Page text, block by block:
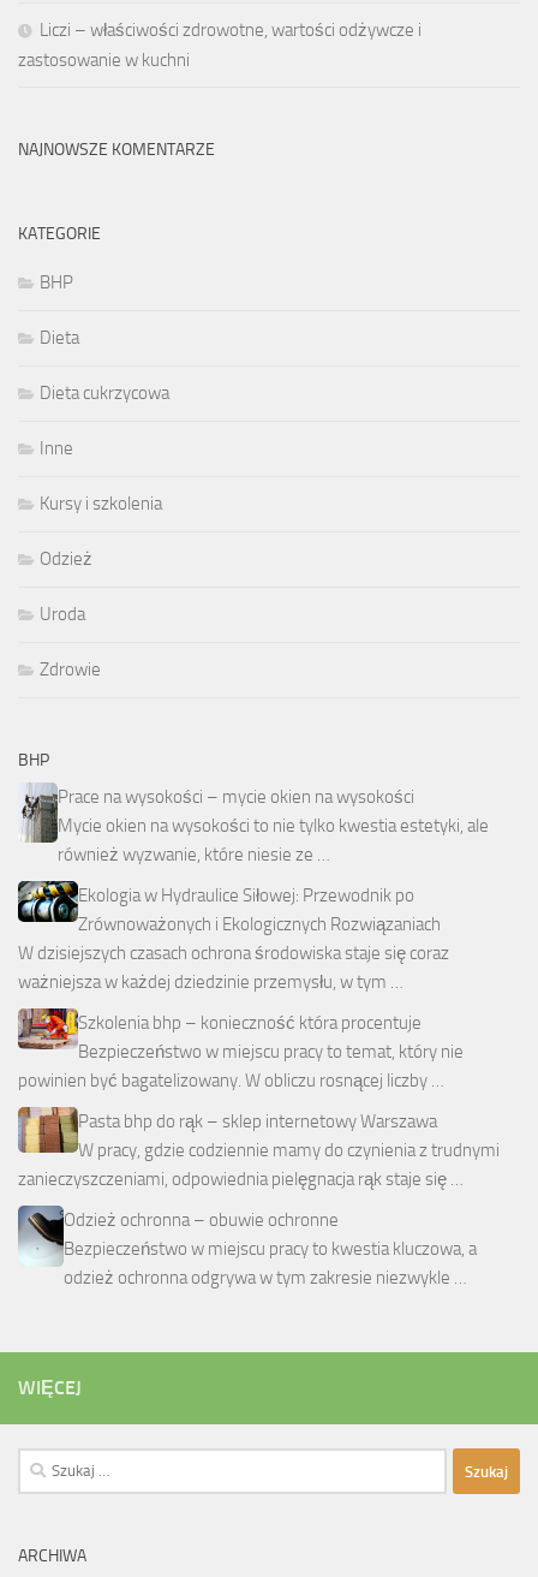
Liczi – właściwości zdrowotne, wartości odżywcze i
zastosowanie w kuchni
NAJNOWSZE KOMENTARZE
KATEGORIE
BHP
Dieta
Dieta cukrzycowa
Inne
Kursy i szkolenia
Odzież
Uroda
Zdrowie
BHP
Prace na wysokości – mycie okien na wysokości
Mycie okien na wysokości to nie tylko kwestia estetyki, ale
również wyzwanie, które niesie ze …
Ekologia w Hydraulice Siłowej: Przewodnik po
Zrównoważonych i Ekologicznych Rozwiązaniach
W dzisiejszych czasach ochrona środowiska staje się coraz
ważniejsza w każdej dziedzinie przemysłu, w tym …
Szkolenia bhp – konieczność która procentuje
Bezpieczeństwo w miejscu pracy to temat, który nie
powinien być bagatelizowany. W obliczu rosnącej liczby …
Pasta bhp do rąk – sklep internetowy Warszawa
W pracy, gdzie codziennie mamy do czynienia z trudnymi
zanieczyszczeniami, odpowiednia pielęgnacja rąk staje się …
Odzież ochronna – obuwie ochronne
Bezpieczeństwo w miejscu pracy to kwestia kluczowa, a
odzież ochronna odgrywa w tym zakresie niezwykle …
WIĘCEJ
Szukaj:
ARCHIWA